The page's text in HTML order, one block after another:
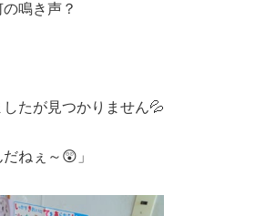
鳴き声？
たが見つかりません💦
ねぇ～😲」